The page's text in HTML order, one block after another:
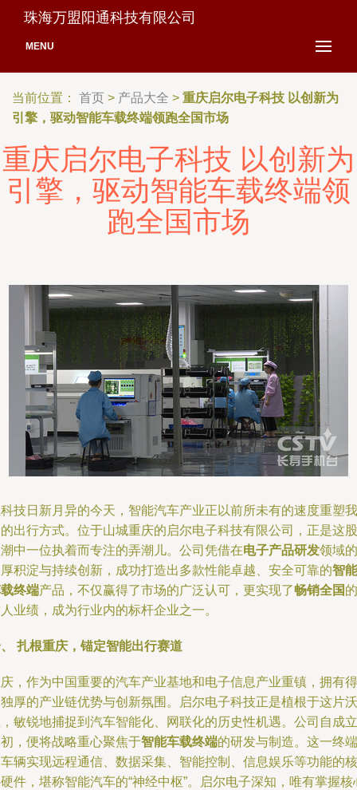
珠海万盟阳通科技有限公司
MENU
当前位置： 首页 > 产品大全 > 重庆启尔电子科技 以创新为
引擎，驱动智能车载终端领跑全国市场
重庆启尔电子科技 以创新为
引擎，驱动智能车载终端领
跑全国市场
技日新月异的今天，智能汽车产业正以前所未有的速度重塑我
出行方式。位于山城重庆的启尔电子科技有限公司，正是这股
中一位执着而专注的弄潮儿。公司凭借在电子产品研发领域的
积淀与持续创新，成功打造出多款性能卓越、安全可靠的智能
终端产品，不仅赢得了市场的广泛认可，更实现了畅销全国的
业绩，成为行业内的标杆企业之一。
扎根重庆，锚定智能出行赛道
，作为中国重要的汽车产业基地和电子信息产业重镇，拥有得
厚的产业链优势与创新氛围。启尔电子科技正是植根于这片沃
敏锐地捕捉到汽车智能化、网联化的历史性机遇。公司自成立
，便将战略重心聚焦于智能车载终端的研发与制造。这一终端
辆实现远程通信、数据采集、智能控制、信息娱乐等功能的核
件，堪称智能汽车的“神经中枢”。启尔电子深知，唯有掌握核